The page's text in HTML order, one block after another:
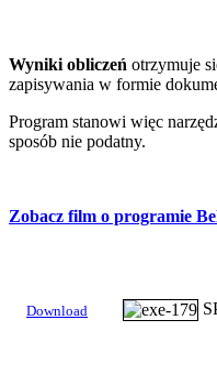
Wyniki obliczeń otrzymuje
zapisywania w formie
Program stanowi więc
sposób nie podatny.
Zobacz film o programie
Download